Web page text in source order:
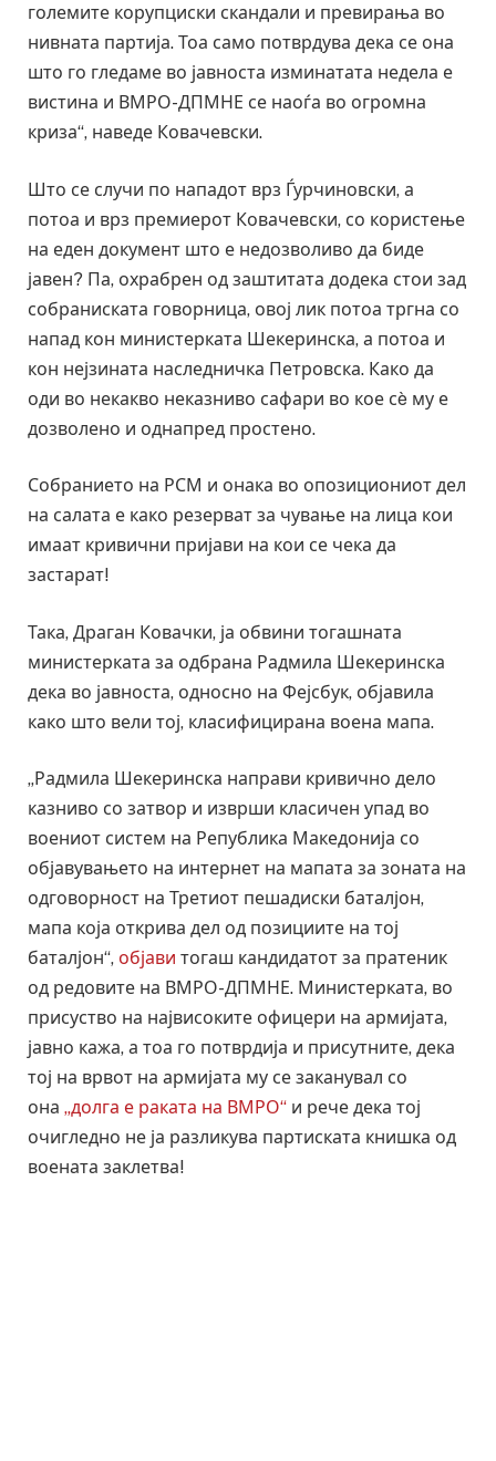
големите корупциски скандали и превирања во
нивната партија. Тоа само потврдува дека се она
што го гледаме во јавноста изминатата недела е
вистина и ВМРО-ДПМНЕ се наоѓа во огромна
криза“, наведе Ковачевски.
Што се случи по нападот врз Ѓурчиновски, а
потоа и врз премиерот Ковачевски, со користење
на еден документ што е недозволиво да биде
јавен? Па, охрабрен од заштитата додека стои зад
собраниската говорница, овој лик потоа тргна со
напад кон министерката Шекеринска, а потоа и
кон нејзината наследничка Петровска. Како да
оди во некакво неказниво сафари во кое сè му е
дозволено и однапред простено.
Собранието на РСМ и онака во опозициониот дел
на салата е како резерват за чување на лица кои
имаат кривични пријави на кои се чека да
застарат!
Така, Драган Ковачки, ја обвини тогашната
министерката за одбрана Радмила Шекеринска
дека во јавноста, односно на Фејсбук, објавила
како што вели тој, класифицирана воена мапа.
„Радмила Шекеринска направи кривично дело
казниво со затвор и изврши класичен упад во
воениот систем на Република Македонија со
објавувањето на интернет на мапата за зоната на
одговорност на Третиот пешадиски баталјон,
мапа која открива дел од позициите на тој
баталјон“, објави тогаш кандидатот за пратеник
од редовите на ВМРО-ДПМНЕ. Министерката, во
присуство на највисоките офицери на армијата,
јавно кажа, а тоа го потврдија и присутните, дека
тој на врвот на армијата му се заканувал со
она „долга е раката на ВМРО“ и рече дека тој
очигледно не ја разликува партиската книшка од
воената заклетва!